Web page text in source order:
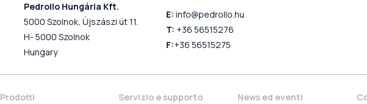
Pedrollo Hungária Kft.
5000 Szolnok, Újszászi út 11.
H- 5000 Szolnok
Hungary
E: info@pedrollo.hu
T: +36 56515276
F:+36 56515275
Prodotti
Servizio e supporto
News ed eventi